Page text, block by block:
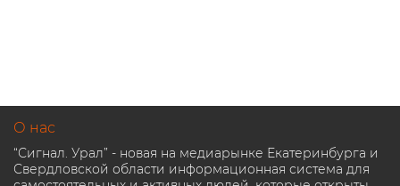
О нас
“Сигнал. Урал” - новая на медиарынке Екатеринбурга и
Свердловской области информационная система для